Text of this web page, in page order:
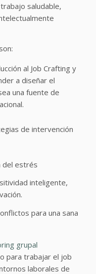
saludable,
son:
al Job Crafting y
a diseñar el
una fuente de
de intervención
del estrés
inteligente,
para una sana
grupal
para trabajar el job
laborales de